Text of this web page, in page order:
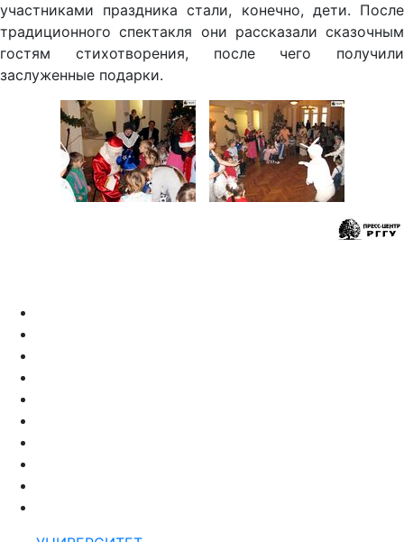
участниками праздника стали, конечно, дети. После
традиционного спектакля они рассказали сказочным
гостям стихотворения, после чего получили
заслуженные подарки.